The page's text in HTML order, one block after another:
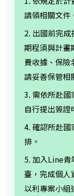
請領相關文件
2. 出國前完
期程須與計畫
費收據、保險
請妥善保管相
3. 需依所赴
自行提出簽證
4. 確認所赴
排。
5. 加入Line青
臺，完成個人
以利專案小組